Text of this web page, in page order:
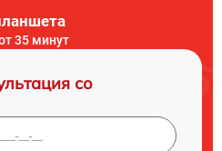
35 минут
со